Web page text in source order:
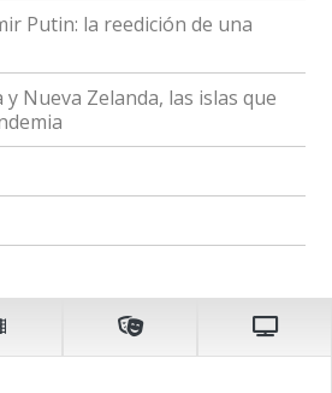
Putin: la reedición de una
Nueva Zelanda, las islas que